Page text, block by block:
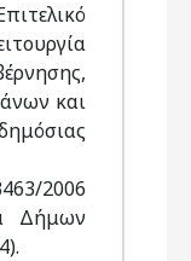
και
2006
Δήμων